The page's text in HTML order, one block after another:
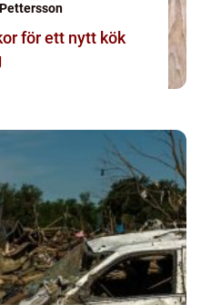
för ett nytt kök